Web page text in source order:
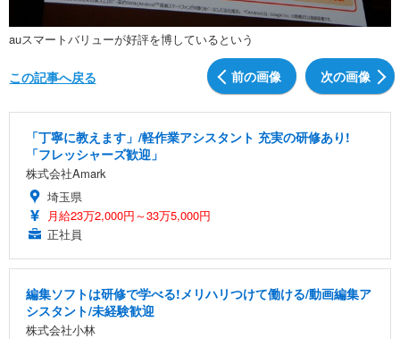
auスマートバリューが好評を博しているという
前の画像 次の画像
この記事へ戻る
「丁寧に教えます」/軽作業アシスタント 充実の研修あり!
「フレッシャーズ歓迎」
株式会社Amark
埼玉県
月給23万2,000円～33万5,000円
正社員
編集ソフトは研修で学べる!メリハリつけて働ける/動画編集ア
シスタント/未経験歓迎
株式会社小林